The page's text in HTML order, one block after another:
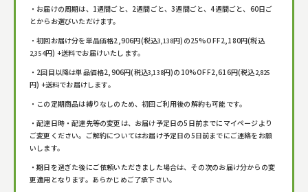
・お届けの周期は、1週間ごと、2週間ごと、3週間ごと、4週間ごと、60日ご
とからお選びいただけます。
・初回お届け分を単品価格2,906円(税込3,138円)の25%OFF2,180円(税込
2,354円) +送料でお届けいたします。
・2回目以降は単品価格2,906円(税込3,138円)の10%OFF2,616円(税込2,825
円) +送料でお届けします。
・この定期商品は縛りなしのため、初回ご利用後の解約も可能です。
・配達日時・配達先等の変更は、お届け予定日の5日前までにマイページより
ご変更ください。ご解約についてはお届け予定日の5日前までにご連絡をお願
いします。
・期日を過ぎた後にご依頼いただきました場合は、その次のお届け分からの変
更適用となります。あらかじめご了承下さい。